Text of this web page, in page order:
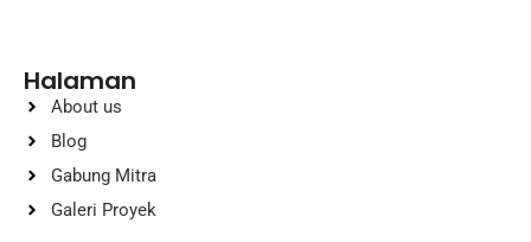
Halaman
About us
Blog
Gabung Mitra
Galeri Proyek